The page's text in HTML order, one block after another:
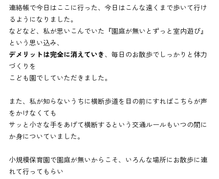
連絡帳で今日はここに行った、今日はこんな遠くまで歩いて行け
るようになりました。
などなど、私が思いこんでいた『園庭が無いとずっと室内遊び』
という思い込み、
デメリットは完全に消えていき、毎日のお散歩でしっかりと体力
づくりを
こども園でしていただきました。
また、私が知らないうちに横断歩道を目の前にすればこちらが声
をかけなくても
サッと小さな手をあげて横断するという交通ルールもいつの間に
か身についていました。
小規模保育園で園庭が無いからこそ、いろんな場所にお散歩に連
れて行ってもらい